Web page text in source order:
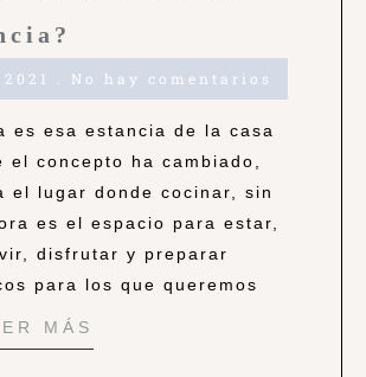
No hay comentarios
es esa estancia de la casa
el concepto ha cambiado,
el lugar donde cocinar, sin
es el espacio para estar,
disfrutar y preparar
para los que queremos
MÁS